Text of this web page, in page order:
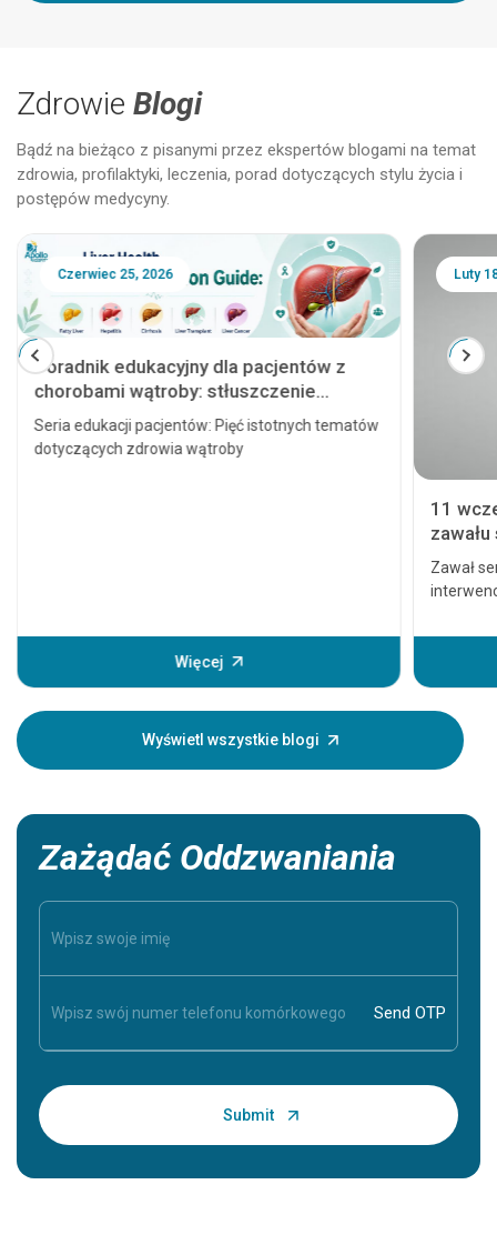
Zdrowie Blogi
Bądź na bieżąco z pisanymi przez ekspertów blogami na temat
zdrowia, profilaktyki, leczenia, porad dotyczących stylu życia i
postępów medycyny.
Czerwiec 25, 2026
Poradnik edukacyjny dla pacjentów z
chorobami wątroby: stłuszczenie
wątroby, zapalenie wątroby, marskość
wątroby, przeszczep wątroby i rak
wątroby
Seria edukacji pacjentów: Pięć istotnych tematów
dotyczących zdrowia wątroby
Więcej
Luty
11
Zawał
nawet
Twoim
dlatego
Wyświetl wszystkie blogi
Zażądać Oddzwaniania